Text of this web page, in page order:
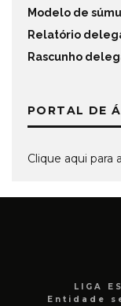
Modelo de
Relatório
Rascunho
PORTAL DE
Clique aqui para
LIGA
Entidade